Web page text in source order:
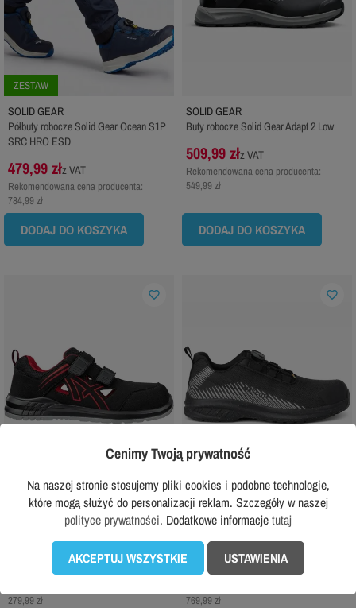
ZESTAW
SOLID GEAR
Półbuty robocze Solid Gear Ocean S1P
SRC HRO ESD
479,99 złz VAT
Rekomendowana cena producenta:
784,99 zł
DODAJ DO KOSZYKA
SOLID GEAR
Buty robocze Solid Gear Adapt 2 Low
509,99 złz VAT
Rekomendowana cena producenta:
549,99 zł
DODAJ DO KOSZYKA
ALBATROS
Sandały robocze Albatros Clifton Air Low
259,99 zł
279,99 zł
favorite_border
MASCOT
Buty robocze Mascot Customized
F1601-909
659,99 zł
769,99 zł
favorite_border
Cenimy Twoją prywatność
Na naszej stronie stosujemy pliki cookies i podobne technologie,
które mogą służyć do personalizacji reklam. Szczegóły w naszej
polityce prywatności. Dodatkowe informacjetutaj
AKCEPTUJ WSZYSTKIE USTAWIENIA